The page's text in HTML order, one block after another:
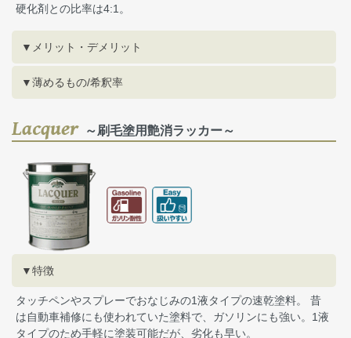
硬化剤との比率は4:1。
▼メリット・デメリット
▼薄めるもの/希釈率
Lacquer～刷毛塗用艶消ラッカー～
▼特徴
タッチペンやスプレーでおなじみの1液タイプの速乾塗料。 昔
は自動車補修にも使われていた塗料で、ガソリンにも強い。1液
タイプのため手軽に塗装可能だが、劣化も早い。